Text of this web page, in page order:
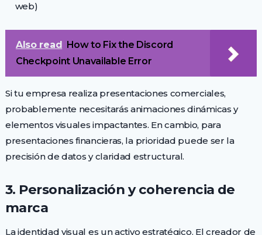
web)
Also read How to Fix the Discord
Checkpoint Unavailable Error
Si tu empresa realiza presentaciones comerciales,
probablemente necesitarás animaciones dinámicas y
elementos visuales impactantes. En cambio, para
presentaciones financieras, la prioridad puede ser la
precisión de datos y claridad estructural.
3. Personalización y coherencia de
marca
La identidad visual es un activo estratégico. El creador de